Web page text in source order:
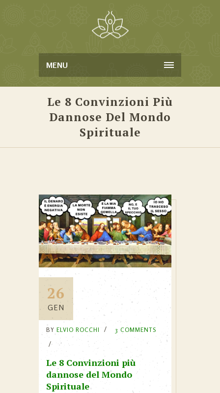
MENU
Le 8 Convinzioni Più
Dannose Del Mondo
Spirituale
26
GEN
BY ELVIO ROCCHI 3 COMMENTS
Le 8 Convinzioni più
dannose del Mondo
Spirituale